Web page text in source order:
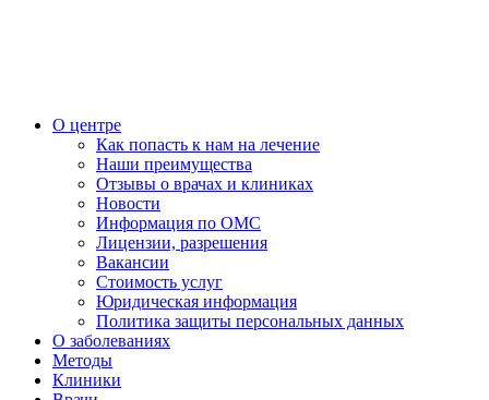
О центре
Как попасть к нам на лечение
Наши преимущества
Отзывы о врачах и клиниках
Новости
Информация по ОМС
Лицензии, разрешения
Вакансии
Стоимость услуг
Юридическая информация
Политика защиты персональных данных
О заболеваниях
Методы
Клиники